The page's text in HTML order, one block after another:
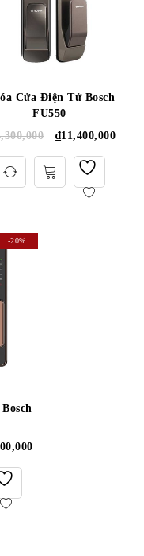
Cửa Điện Tử Bosch
FU550
₫11,400,000
-20%